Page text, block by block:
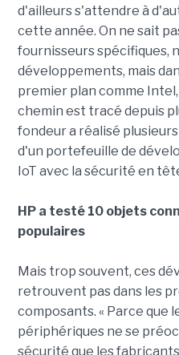
d'ailleurs s'attendre à
cette année. On ne sait
fournisseurs spécifiques,
développements, mais
premier plan comme
chemin est tracé depuis
fondeur a réalisé
d'un portefeuille de
IoT avec la sécurité en
HP a testé 10 objets
populaires
Mais trop souvent, ces
retrouvent pas dans les
composants. « Parce que
périphériques ne se
sécurité que les